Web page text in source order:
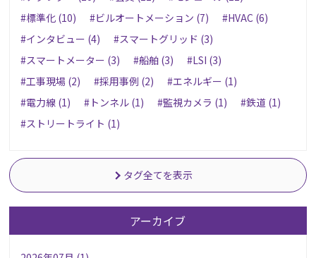
#標準化 (10)
#ビルオートメーション (7)
#HVAC (6)
#インタビュー (4)
#スマートグリッド (3)
#スマートメーター (3)
#船舶 (3)
#LSI (3)
#工事現場 (2)
#採用事例 (2)
#エネルギー (1)
#電力線 (1)
#トンネル (1) #監視カメラ (1)
#鉄道 (1)
#ストリートライト (1)
タグ全てを表示
アーカイブ